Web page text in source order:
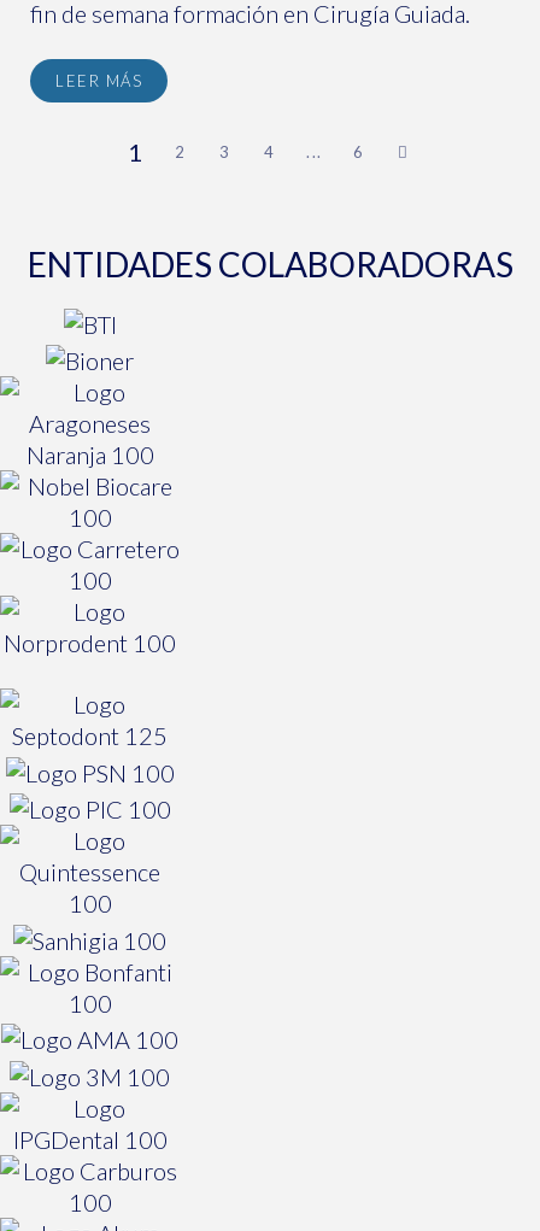
fin de semana formación en Cirugía Guiada.
LEER MÁS
1 2 3 4 ... 6
ENTIDADES COLABORADORAS